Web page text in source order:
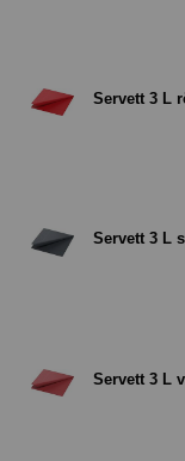
Servett 3 L
Servett 3 L
Servett 3 L